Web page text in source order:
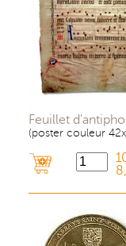
Feuillet
(poster couleur